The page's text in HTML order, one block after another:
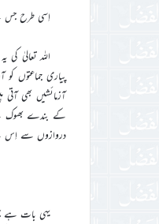
اِسی طرح جس
اللہ تعالیٰ
پیاری جماعتوں کو
آزمائشیں بھی
کے بندے بھوک
دروازوں سے اِس
یہی بات ہے